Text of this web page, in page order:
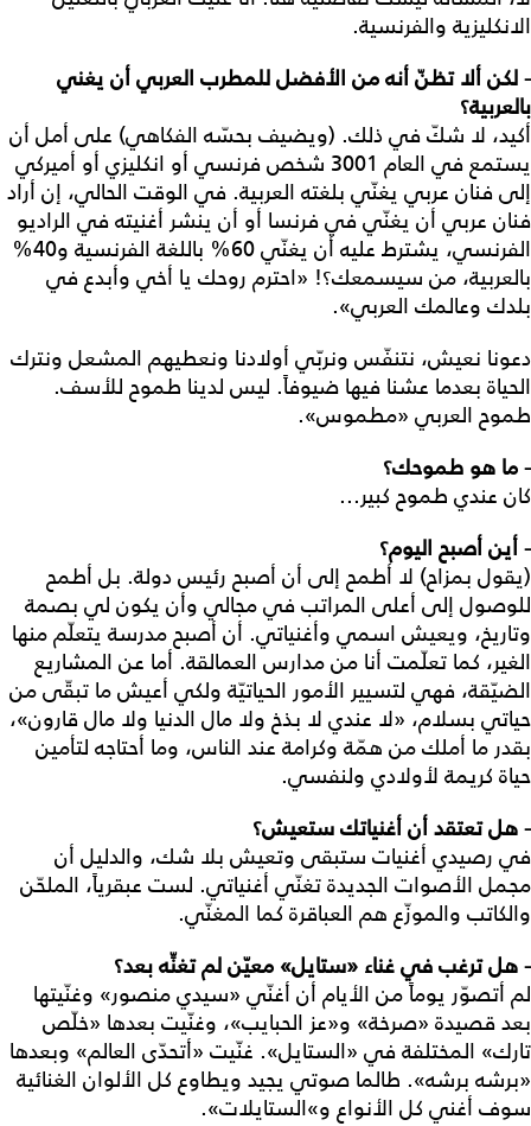
الانكليزية والفرنسية.
- لكن ألا تظنّ أنه من الأفضل للمطرب العربي أن يغني
بالعربية؟
أكيد، لا شكّ في ذلك. (ويضيف بحسّه الفكاهي) على أمل أن
يستمع في العام 3001 شخص فرنسي أو انكليزي أو أميركي
إلى فنان عربي يغنّي بلغته العربية. في الوقت الحالي، إن أراد
فنان عربي أن يغنّي في فرنسا أو أن ينشر أغنيته في الراديو
الفرنسي، يشترط عليه أن يغنّي 60% باللغة الفرنسية و40%
بالعربية، من سيسمعك؟! «احترم روحك يا أخي وأبدع في
بلدك وعالمك العربي».
دعونا نعيش، نتنفّس ونربّي أولادنا ونعطيهم المشعل ونترك
الحياة بعدما عشنا فيها ضيوفاً. ليس لدينا طموح للأسف.
طموح العربي «مطموس».
- ما هو طموحك؟
كان عندي طموح كبير...
- أين أصبح اليوم؟
(يقول بمزاح) لا أطمح إلى أن أصبح رئيس دولة. بل أطمح
للوصول إلى أعلى المراتب في مجالي وأن يكون لي بصمة
وتاريخ، ويعيش اسمي وأغنياتي. أن أصبح مدرسة يتعلّم منها
الغير، كما تعلّمت أنا من مدارس العمالقة. أما عن المشاريع
الضيّقة، فهي لتسيير الأمور الحياتيّة ولكي أعيش ما تبقّى من
حياتي بسلام، «لا عندي لا بذخ ولا مال الدنيا ولا مال قارون»،
بقدر ما أملك من همّة وكرامة عند الناس، وما أحتاجه لتأمين
حياة كريمة لأولادي ولنفسي.
- هل تعتقد أن أغنياتك ستعيش؟
في رصيدي أغنيات ستبقى وتعيش بلا شك، والدليل أن
مجمل الأصوات الجديدة تغنّي أغنياتي. لست عبقرياً، الملحّن
والكاتب والموزّع هم العباقرة كما المغنّي.
- هل ترغب في غناء «ستايل» معيّن لم تغنِّه بعد؟
لم أتصوّر يوماً من الأيام أن أغنّي «سيدي منصور» وغنّيتها
بعد قصيدة «صرخة» و«عز الحبايب»، وغنّيت بعدها «خلّص
تارك» المختلفة في «الستايل». غنّيت «أتحدّى العالم» وبعدها
«برشه برشه». طالما صوتي يجيد ويطاوع كل الألوان الغنائية
سوف أغني كل الأنواع و»الستايلات».